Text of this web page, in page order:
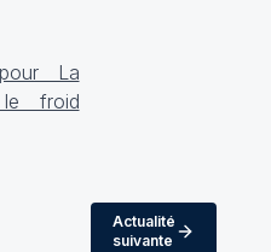
Actualité
suivante